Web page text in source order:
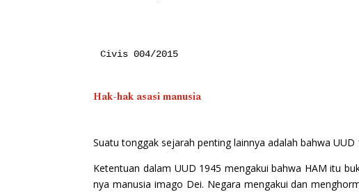
Civis 004/2015
Hak-hak asasi manusia
Suatu tonggak sejarah penting lainnya adalah bahwa
Ketentuan dalam UUD 1945 mengakui bahwa HAM itu
nya manusia imago Dei. Negara mengakui dan